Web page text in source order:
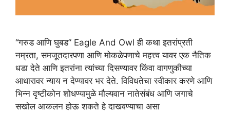
“गरुड आणि घुबड” Eagle And Owl ही कथा इतरांप्रती
नम्रता, समजूतदारपणा आणि मोकळेपणाचे महत्त्व यावर एक नैतिक
धडा देते आणि इतरांना त्यांच्या दिसण्यावर किंवा वागणुकीच्या
आधारावर न्याय न देण्यावर भर देते. विविधतेचा स्वीकार करणे आणि
भिन्न दृष्टीकोन शोधण्यामुळे मौल्यवान नातेसंबंध आणि जगाचे
सखोल आकलन होऊ शकते हे दाखवण्याचा असा